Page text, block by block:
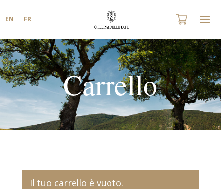
EN FR
Carrello
Il tuo carrello è vuoto.